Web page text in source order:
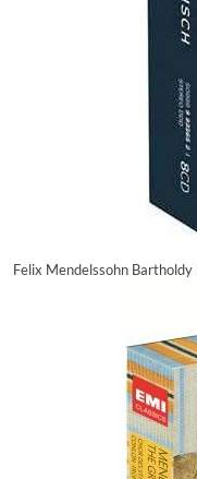
Felix Mendelssohn Bartholdy